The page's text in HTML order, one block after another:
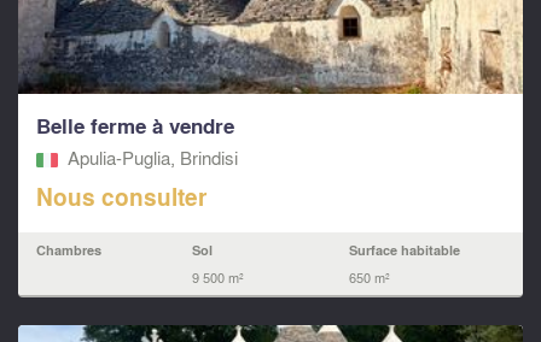
Belle ferme à vendre
Apulia-Puglia, Brindisi
Nous consulter
Chambres Sol
9 500 m²
Surface habitable
650 m²